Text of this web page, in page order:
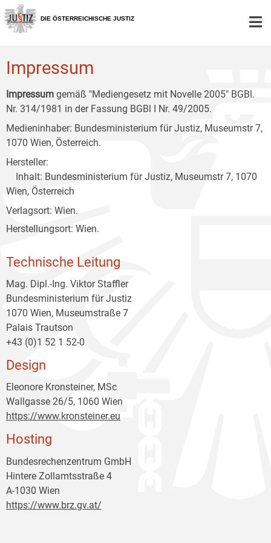
Zur
Hauptnavigation
[1]
Zum
Inhalt
[2]
Zum
Untermenü
[3]
DIE ÖSTERREICHISCHE JUSTIZ
Impressum
Impressum gemäß "Mediengesetz mit Novelle 2005" BGBl.
Nr. 314/1981 in der Fassung BGBl I Nr. 49/2005.
Medieninhaber: Bundesministerium für Justiz, Museumstr 7,
1070 Wien, Österreich.
Hersteller:
Inhalt: Bundesministerium für Justiz, Museumstr 7, 1070
Wien, Österreich
Verlagsort: Wien.
Herstellungsort: Wien.
Technische Leitung
Mag. Dipl.-Ing. Viktor Staffler
Bundesministerium für Justiz
1070 Wien, Museumstraße 7
Palais Trautson
+43 (0)1 52 1 52-0
Design
Eleonore Kronsteiner, MSc
Wallgasse 26/5, 1060 Wien
https://www.kronsteiner.eu
Hosting
Bundesrechenzentrum GmbH
Hintere Zollamtsstraße 4
A-1030 Wien
https://www.brz.gv.at/